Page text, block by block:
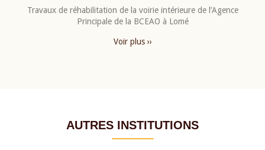
Travaux de réhabilitation de la voirie intérieure de l’Agence
Principale de la BCEAO à Lomé
Voir plus ››
AUTRES INSTITUTIONS